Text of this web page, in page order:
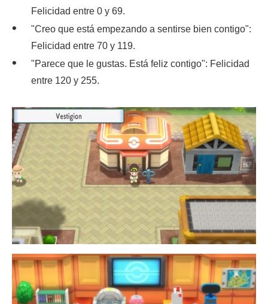
Felicidad entre 0 y 69.
"Creo que está empezando a sentirse bien contigo":
Felicidad entre 70 y 119.
"Parece que le gustas. Está feliz contigo": Felicidad
entre 120 y 255.